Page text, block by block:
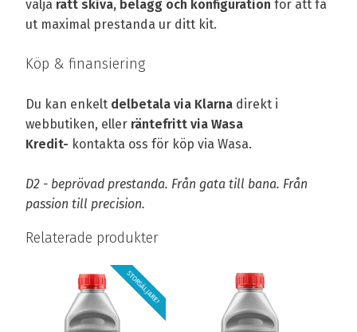
välja rätt skiva, belägg och konfiguration för att få
ut maximal prestanda ur ditt kit.
Köp & finansiering
Du kan enkelt delbetala via Klarna direkt i
webbutiken, eller räntefritt via Wasa
Kredit- kontakta oss för köp via Wasa.
D2 - beprövad prestanda. Från gata till bana. Från
passion till precision.
Relaterade produkter
STORSÄLJARE!